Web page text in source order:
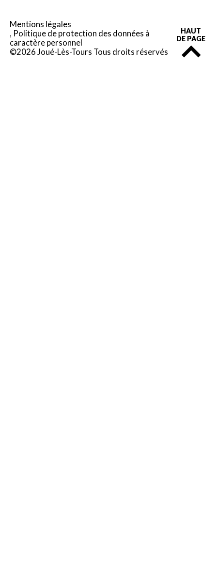
Mentions légales
Politique de protection des données à
caractère personnel
©2026 Joué-Lès-Tours Tous droits réservés
HAUT
DE PAGE